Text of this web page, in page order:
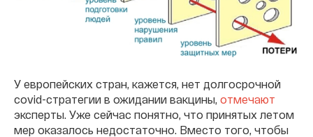
У европейских стран, кажется, нет долгосрочной
covid-стратегии в ожидании вакцины, отмечают
эксперты. Уже сейчас понятно, что принятых летом
мер оказалось недостаточно. Вместо того, чтобы